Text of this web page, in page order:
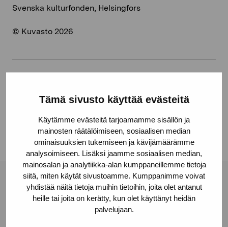
Tämä sivusto käyttää evästeitä
Käytämme evästeitä tarjoamamme sisällön ja
mainosten räätälöimiseen, sosiaalisen median
ominaisuuksien tukemiseen ja kävijämäärämme
analysoimiseen. Lisäksi jaamme sosiaalisen median,
mainosalan ja analytiikka-alan kumppaneillemme tietoja
siitä, miten käytät sivustoamme. Kumppanimme voivat
yhdistää näitä tietoja muihin tietoihin, joita olet antanut
heille tai joita on kerätty, kun olet käyttänyt heidän
palvelujaan.
Svenska kulturfonden, Helsingfors
© Kuvasto 2026
Facebook
Linkedin
Pro Artibus Foundation